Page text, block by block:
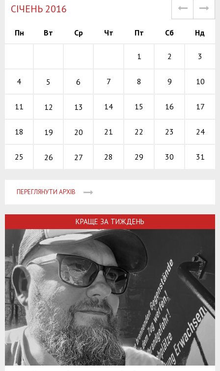
СІЧЕНЬ 2016
Пн Вт Ср Чт Пт Сб Нд
1 2 3
4 5 6 7 8 9 10
11 12 13 14 15 16 17
18 19 20 21 22 23 24
25 26 27 28 29 30 31
ПЕРЕГЛЯНУТИ АРХІВ
КРАЩЕ ЗА ТИЖДЕНЬ